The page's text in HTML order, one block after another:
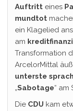
Auftritt eines
mundtot
ein Klagelied
am
Transformation
ArcelorMittal
unterste
„Sabotage“ am
Die CDU kam